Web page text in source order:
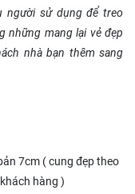
người sử dụng để treo
những mang lại vẻ đẹp
nhà bạn thêm sang
7cm ( cung đẹp theo
hàng )